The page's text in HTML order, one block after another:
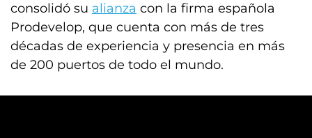
consolidó su alianza con la firma española
Prodevelop, que cuenta con más de tres
décadas de experiencia y presencia en más
de 200 puertos de todo el mundo.